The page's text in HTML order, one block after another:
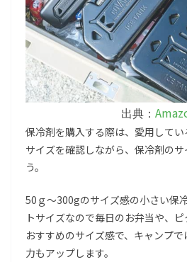
出典：
保冷剤を購入する際は、愛用して
サイズを確認しながら、保冷剤の
う。
50ｇ～300gのサイズ感の小さい保
トサイズなので毎日のお弁当や、
おすすめのサイズ感で、キャンプ
力もアップします。